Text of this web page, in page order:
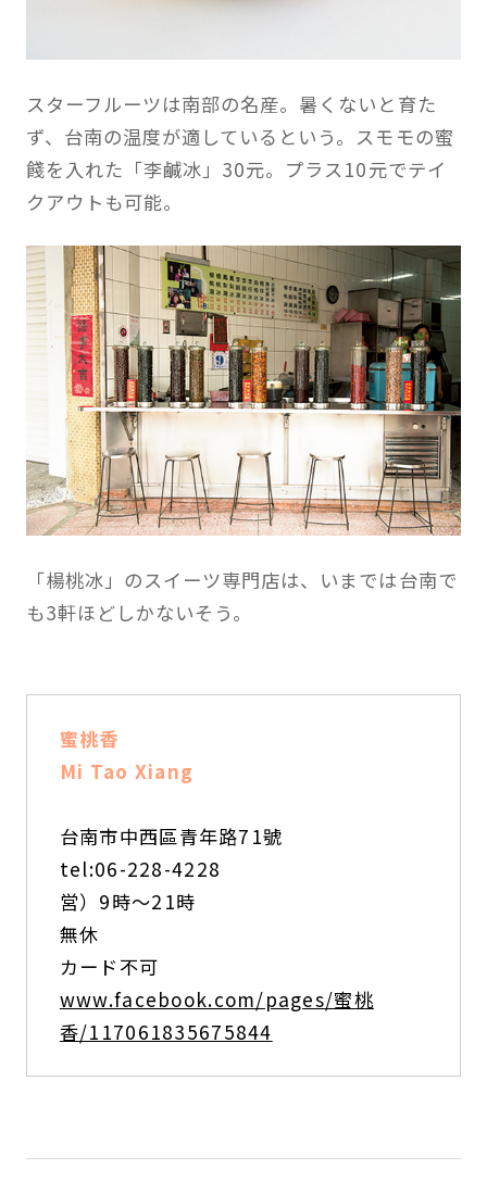
スターフルーツは南部の名産。暑くないと育た
ず、台南の温度が適しているという。スモモの蜜
餞を入れた「李鹹冰」30元。プラス10元でテイ
クアウトも可能。
「楊桃冰」のスイーツ専門店は、いまでは台南で
も3軒ほどしかないそう。
蜜桃香
Mi Tao Xiang
台南市中西區青年路71號
tel:06-228-4228
営）9時～21時
無休
カード不可
www.facebook.com/pages/蜜桃
香/117061835675844